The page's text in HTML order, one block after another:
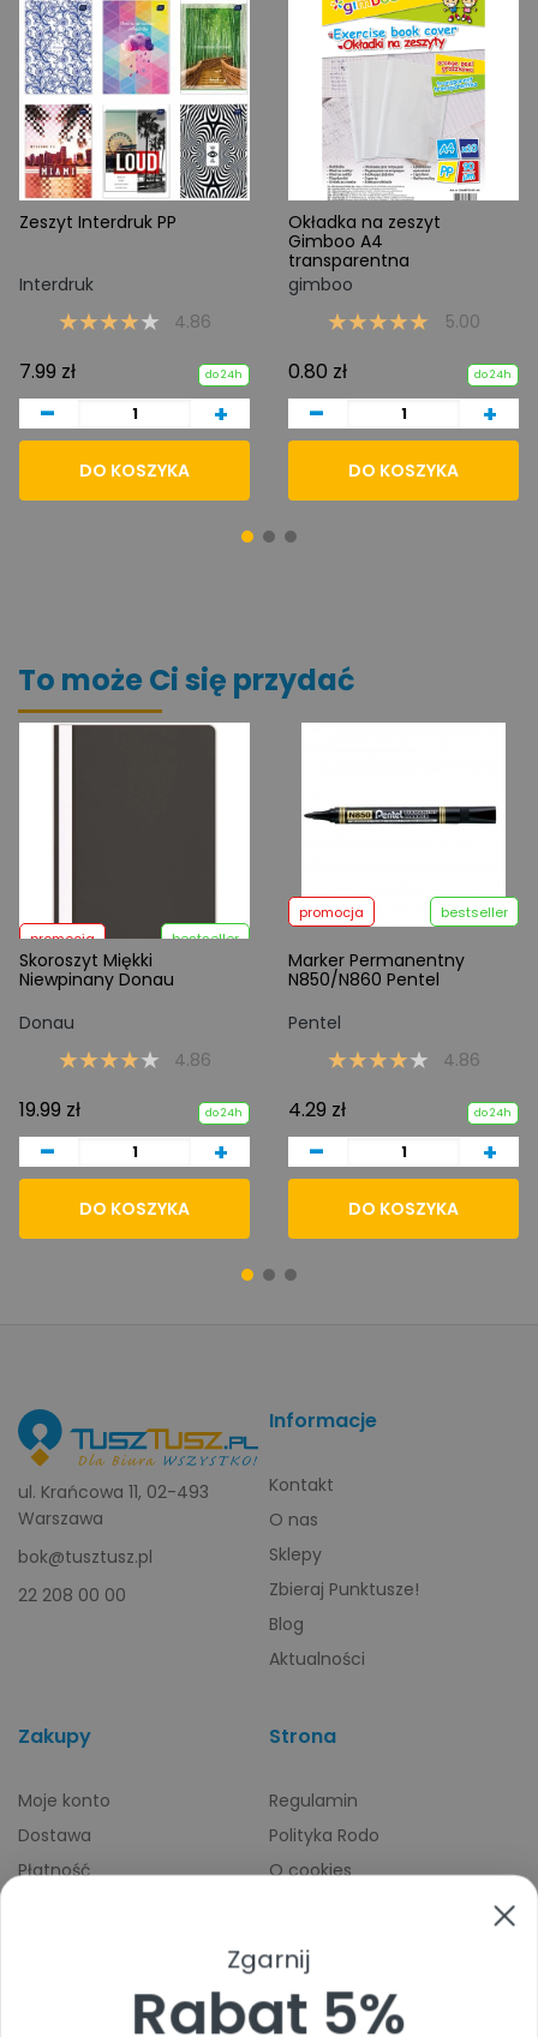
Zeszyt Interdruk PP
Interdruk
4.86
7.99 zł do 24h
- +
DO KOSZYKA
Okładka na zeszyt
Gimboo A4
transparentna
gimboo
5.00
0.80 zł do 24h
- +
DO KOSZYKA
To może Ci się przydać
promocja bestseller
Skoroszyt Miękki
Niewpinany Donau
Donau
4.86
19.99 zł do 24h
- +
DO KOSZYKA
promocja bestseller
Marker Permanentny
N850/N860 Pentel
Pentel
4.86
4.29 zł do 24h
- +
DO KOSZYKA
ul. Krańcowa 11, 02-493
Warszawa
bok@tusztusz.pl
22 208 00 00
Informacje
Kontakt
O nas
Sklepy
Zbieraj Punktusze!
Blog
Aktualności
Zakupy
Moje konto
Dostawa
Płatność
Strona
Regulamin
Polityka Rodo
O cookies
Zgarnij
Rabat 5%